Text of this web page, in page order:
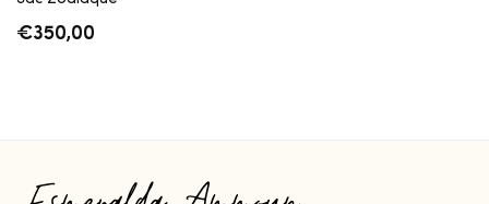
€350,00